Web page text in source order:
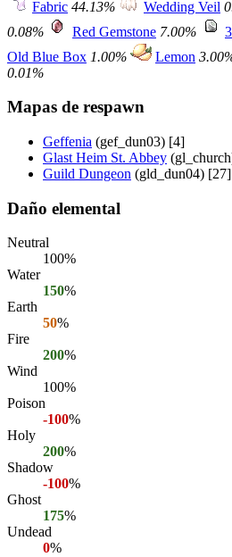
Fabric 44.13% Wedding Veil
0.08%
Red Gemstone 7.00%
Old Blue Box 1.00% Lemon
0.01%
Mapas de respawn
Geffenia (gef_dun03) [4]
Glast Heim St. Abbey
Guild Dungeon (gld_dun04) [27]
Daño elemental
Neutral
100%
Water
150%
Earth
50%
Fire
200%
Wind
100%
Poison
-100%
Holy
200%
Shadow
-100%
Ghost
175%
Undead
0%